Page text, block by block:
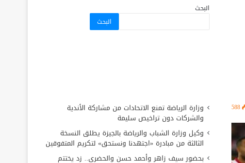
588
البحث
البحث
وزارة الرياضة تمنع الاتحادات من مشاركة الأندية
والشركات دون تراخيص سليمة
وكيل وزارة الشباب والرياضة بالجيزة يطلق النسخة
الثالثة من مبادرة «اجتهدنا ونستحق» لتكريم المتفوقين
بحضور سيف زاهر وأحمد حسن والحضري.. زد يختتم